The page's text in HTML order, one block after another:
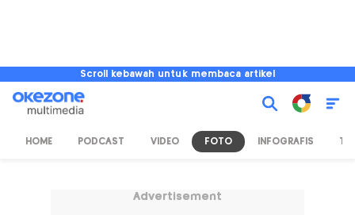
Scroll kebawah untuk membaca artikel
HOME PODCAST VIDEO FOTO INFOGRAFIS TV
Advertisement